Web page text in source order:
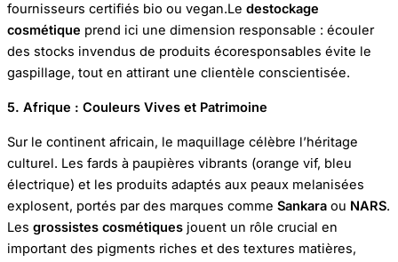
fournisseurs certifiés bio ou vegan.Le destockage
cosmétique prend ici une dimension responsable : écouler
des stocks invendus de produits écoresponsables évite le
gaspillage, tout en attirant une clientèle conscientisée.
5. Afrique : Couleurs Vives et Patrimoine
Sur le continent africain, le maquillage célèbre l’héritage
culturel. Les fards à paupières vibrants (orange vif, bleu
électrique) et les produits adaptés aux peaux melanisées
explosent, portés par des marques comme Sankara ou NARS.
Les grossistes cosmétiques jouent un rôle crucial en
important des pigments riches et des textures matières,